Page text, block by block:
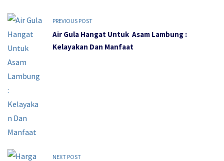
PREVIOUS POST
Air Gula Hangat Untuk Asam Lambung :
Kelayakan Dan Manfaat
NEXT POST